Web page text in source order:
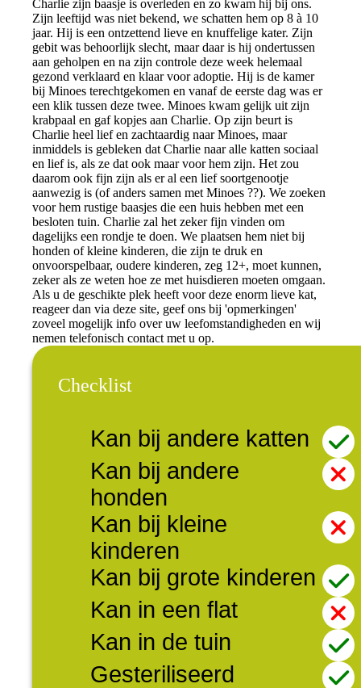
Charlie zijn baasje is overleden en zo kwam hij bij ons.
Zijn leeftijd was niet bekend, we schatten hem op 8 à 10
jaar. Hij is een ontzettend lieve en knuffelige kater. Zijn
gebit was behoorlijk slecht, maar daar is hij ondertussen
aan geholpen en na zijn controle deze week helemaal
gezond verklaard en klaar voor adoptie. Hij is de kamer
bij Minoes terechtgekomen en vanaf de eerste dag was er
een klik tussen deze twee. Minoes kwam gelijk uit zijn
krabpaal en gaf kopjes aan Charlie. Op zijn beurt is
Charlie heel lief en zachtaardig naar Minoes, maar
inmiddels is gebleken dat Charlie naar alle katten sociaal
en lief is, als ze dat ook maar voor hem zijn. Het zou
daarom ook fijn zijn als er al een lief soortgenootje
aanwezig is (of anders samen met Minoes ??). We zoeken
voor hem rustige baasjes die een huis hebben met een
besloten tuin. Charlie zal het zeker fijn vinden om
dagelijks een rondje te doen. We plaatsen hem niet bij
honden of kleine kinderen, die zijn te druk en
onvoorspelbaar, oudere kinderen, zeg 12+, moet kunnen,
zeker als ze weten hoe ze met huisdieren moeten omgaan.
Als u de geschikte plek heeft voor deze enorm lieve kat,
reageer dan via deze site, geef ons bij 'opmerkingen'
zoveel mogelijk info over uw leefomstandigheden en wij
nemen telefonisch contact met u op.
Checklist
Kan bij andere katten
Kan bij andere
honden
Kan bij kleine
kinderen
Kan bij grote kinderen
Kan in een flat
Kan in de tuin
Gesteriliseerd